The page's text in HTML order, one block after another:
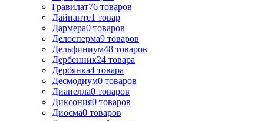
Гравилат76 товаров
Дайнанте1 товар
Дармера0 товаров
Делосперма9 товаров
Дельфиниум48 товаров
Дербенник24 товара
Дербянка4 товара
Десмодиум0 товаров
Дианелла0 товаров
Диксония0 товаров
Диосма0 товаров